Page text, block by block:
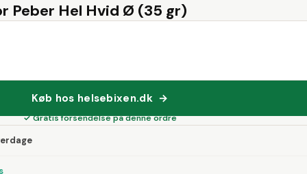
Peber Hel Hvid Ø (35 gr)
Køb hos helsebixen.dk →
✓ Gratis forsendelse på denne ordre